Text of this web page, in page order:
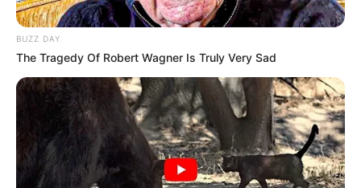
BUZZ DAY
The Tragedy Of Robert Wagner Is Truly Very Sad